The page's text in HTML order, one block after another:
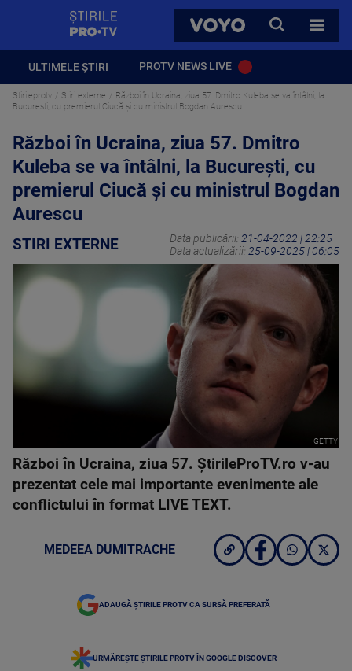
VOYO
CAUTA
TOATE
ULTIMELE ȘTIRI PROTV NEWS LIVE
Stirileprotv Stiri externe
Război în Ucraina, ziua 57. Dmitro Kuleba se va întâlni, la
București, cu premierul Ciucă şi cu ministrul Bogdan Aurescu
Război în Ucraina, ziua 57. Dmitro
Kuleba se va întâlni, la București, cu
premierul Ciucă şi cu ministrul Bogdan
Aurescu
STIRI EXTERNE Data publicării: 21-04-2022 | 22:25
Data actualizării: 25-09-2025 | 06:05
GETTY
Război în Ucraina, ziua 57. ȘtirileProTV.ro v-au
prezentat cele mai importante evenimente ale
conflictului în format LIVE TEXT.
MEDEEA DUMITRACHE
ADAUGĂ ȘTIRILE PROTV CA SURSĂ PREFERATĂ
URMĂREȘTE ȘTIRILE PROTV ÎN GOOGLE DISCOVER